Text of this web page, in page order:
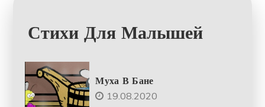
Стихи Для Малышей
Муха В Бане
19.08.2020